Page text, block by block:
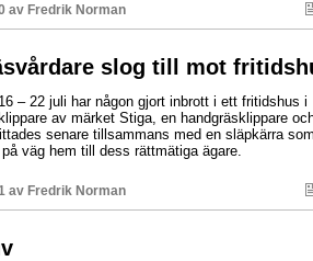
av Fredrik Norman
slog till mot
– 22 juli har någon gjort inbrott i ett fritidshus i
av märket Stiga, en handgräsklippare
senare tillsammans med en släpkärra
väg hem till dess rättmätiga ägare.
av Fredrik Norman